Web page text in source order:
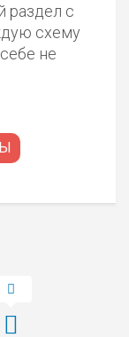
раздел с
схему
не